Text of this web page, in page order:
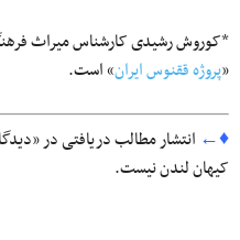
*کوروش رشیدی کارشناس میراث
«پروژه ققنوس ایران» است.
♦← انتشار مطالب دریافتی در
کیهان لندن نیست.